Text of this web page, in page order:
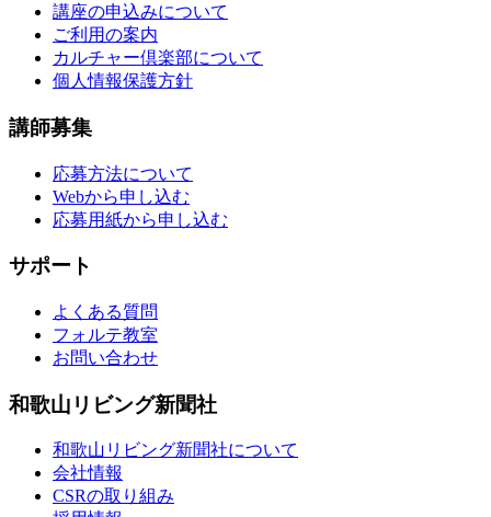
講座の申込みについて
ご利用の案内
カルチャー倶楽部について
個人情報保護方針
講師募集
応募方法について
Webから申し込む
応募用紙から申し込む
サポート
よくある質問
フォルテ教室
お問い合わせ
和歌山リビング新聞社
和歌山リビング新聞社について
会社情報
CSRの取り組み